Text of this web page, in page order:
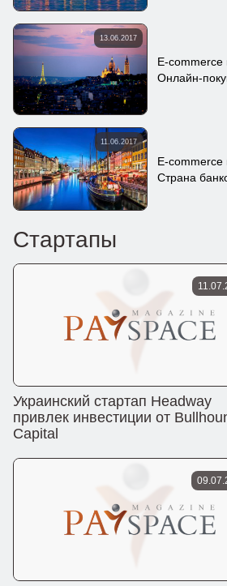
13.06.2017
E-commerce
Онлайн-
11.06.2017
E-commerce
Страна
Стартапы
Украинский стартап Headway
привлек инвестиции от
Capital